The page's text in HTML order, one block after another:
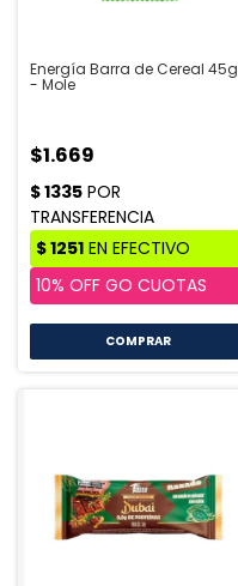
Energía Barra de Cereal 45g
- Mole
$1.669